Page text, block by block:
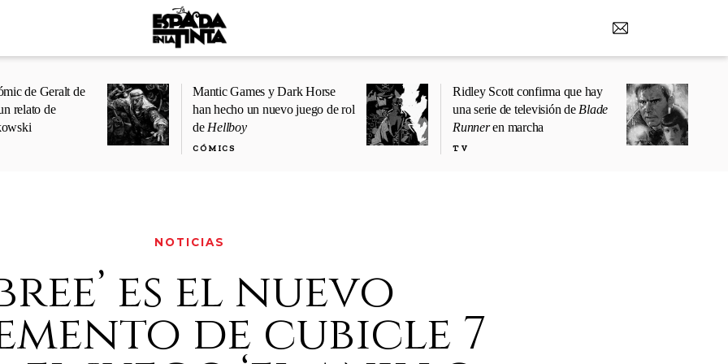
de Geralt de
relato de
Mantic Games y Dark Horse
han hecho un nuevo juego de rol
de Hellboy
CÓMICS
Ridley Scott confirma que hay
una serie de televisión de Blade
Runneren marcha
TV
NOTICIAS
es el nuevo
de cubicle 7